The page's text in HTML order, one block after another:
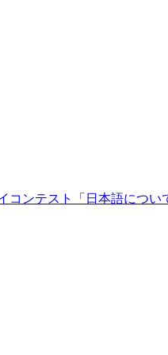
コンテスト「日本語につい